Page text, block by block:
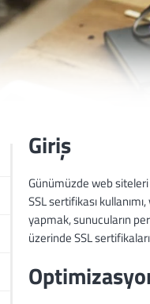
Giriş
Günümüzde web siteleri
SSL sertifikası
yapmak, sunucuların
üzerinde SSL